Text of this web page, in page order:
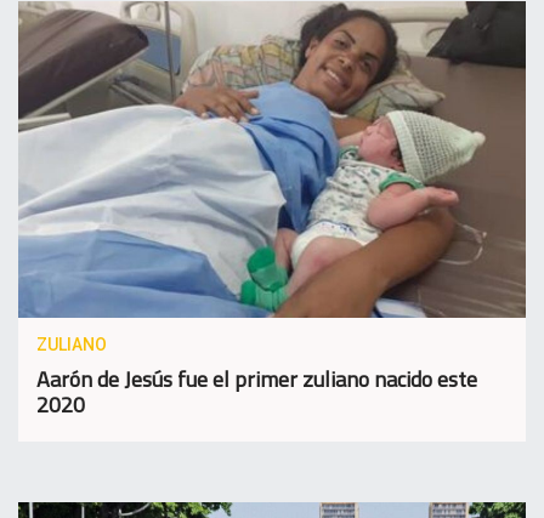
ZULIANO
Aarón de Jesús fue el primer zuliano nacido este
2020